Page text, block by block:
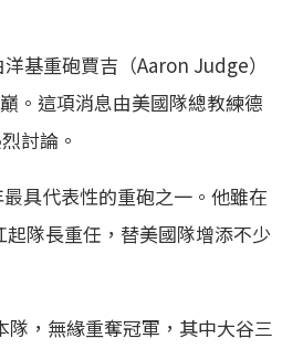
基重砲賈吉（Aaron Judge）
。這項消息由美國隊總教練德
討論。
具代表性的重砲之一。他雖在
隊長重任，替美國隊增添不少
，無緣重奪冠軍，其中大谷三